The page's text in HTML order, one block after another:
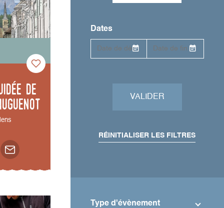
de
Dates
VALIDER
RÉINITIALISER LES FILTRES
Type d'évènement